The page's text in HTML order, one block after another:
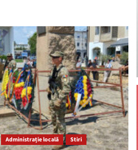
Administrație locală Stiri